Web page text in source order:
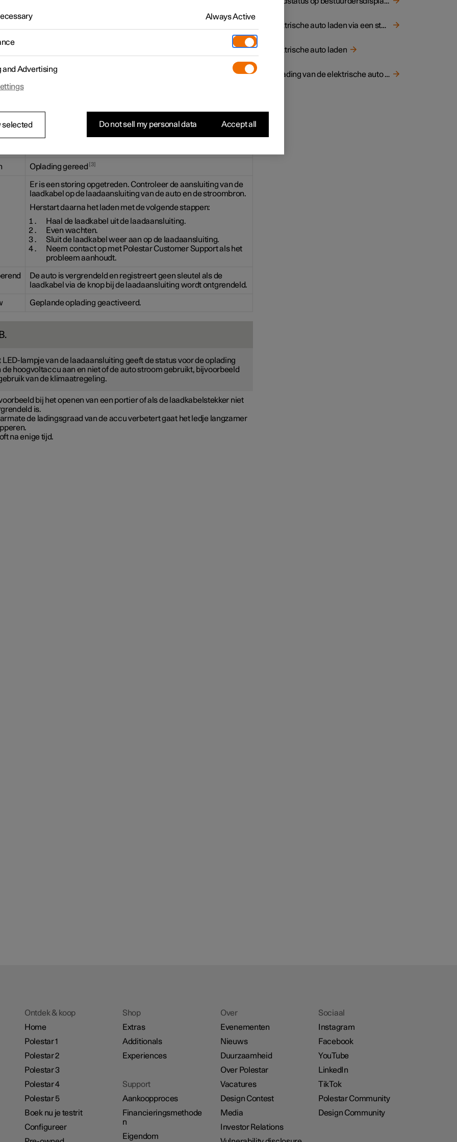
In de onderstaande tabel wordt uitgelegd hoe het LED-lampje kan
Stand-by - in afwachting van oplading.
Wordt opgeladen 2 .
Oplading gereed 3
Er is een storing opgetreden. Controleer de aansluiting van de
laadkabel op de laadaansluiting van de auto en de stroombron.
Herstart daarna het laden met de volgende stappen:
Haal de laadkabel uit de laadaansluiting.
Even wachten.
Sluit de laadkabel weer aan op de laadaansluiting.
Neem contact op met Polestar Customer Support als het
probleem aanhoudt.
De auto is vergrendeld en registreert geen sleutel als de
laadkabel via de knop bij de laadaansluiting wordt ontgrendeld.
Geplande oplading geactiveerd.
LED-lampje van de laadaansluiting geeft de status voor de oplading
de hoogvoltaccu aan en niet of de auto stroom gebruikt, bijvoorbeeld
van de klimaatregeling.
bij het openen van een portier of als de laadkabelstekker niet
is.
de ladingsgraad van de accu verbetert gaat het ledje langzamer
na enige tijd.
Elektrische auto laden via een stopcontact
Elektrische auto laden
Oplading van de elektrische auto beëindigen
Ontdek & koop
Home
Polestar 1
Polestar 2
Polestar 3
Polestar 4
Polestar 5
Boek nu je testrit
Configureer
Shop
Extras
Additionals
Experiences
Support
Aankoopproces
Financieringsmethode
n
Eigendom
Over
Evenementen
Nieuws
Duurzaamheid
Over Polestar
Vacatures
Design Contest
Media
Investor Relations
Sociaal
Instagram
Facebook
YouTube
LinkedIn
TikTok
Polestar Community
Design Community
Always Active
and Advertising
selected Do not sell my personal data Accept all